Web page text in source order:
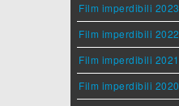
Film imperdibili 2023
Film imperdibili 2022
Film imperdibili 2021
Film imperdibili 2020